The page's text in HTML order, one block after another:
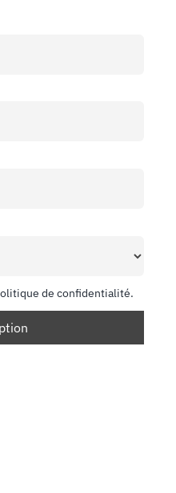
de confidentialité.